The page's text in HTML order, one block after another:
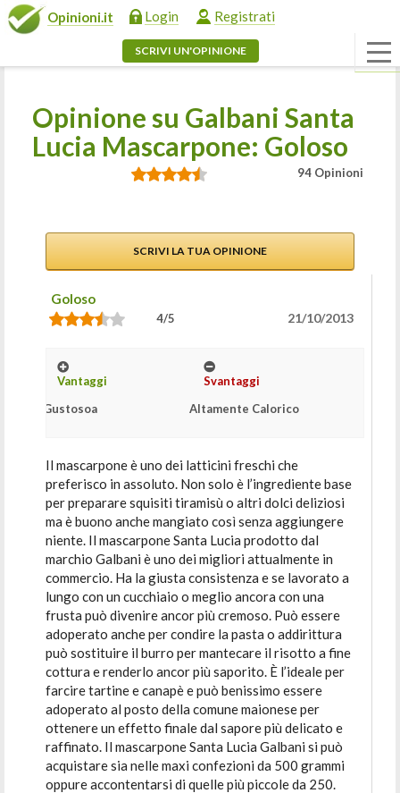
Opinioni.it Login Registrati
SCRIVI UN'OPINIONE
Opinione su Galbani Santa
Lucia Mascarpone: Goloso
94 Opinioni
SCRIVI LA TUA OPINIONE
Goloso
4/5 21/10/2013
Vantaggi
Gustosoa
Svantaggi
Altamente Calorico
Il mascarpone è uno dei latticini freschi che
preferisco in assoluto. Non solo è l’ingrediente base
per preparare squisiti tiramisù o altri dolci deliziosi
ma è buono anche mangiato così senza aggiungere
niente. Il mascarpone Santa Lucia prodotto dal
marchio Galbani è uno dei migliori attualmente in
commercio. Ha la giusta consistenza e se lavorato a
lungo con un cucchiaio o meglio ancora con una
frusta può divenire ancor più cremoso. Può essere
adoperato anche per condire la pasta o addirittura
può sostituire il burro per mantecare il risotto a fine
cottura e renderlo ancor più saporito. È l’ideale per
farcire tartine e canapè e può benissimo essere
adoperato al posto della comune maionese per
ottenere un effetto finale dal sapore più delicato e
raffinato. Il mascarpone Santa Lucia Galbani si può
acquistare sia nelle maxi confezioni da 500 grammi
oppure accontentarsi di quelle più piccole da 250.